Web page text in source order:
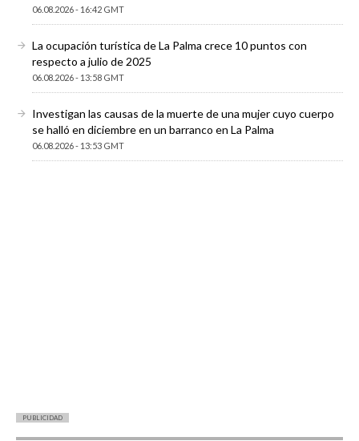
06.08.2026 - 16:42 GMT
La ocupación turística de La Palma crece 10 puntos con
respecto a julio de 2025
06.08.2026 - 13:58 GMT
Investigan las causas de la muerte de una mujer cuyo cuerpo
se halló en diciembre en un barranco en La Palma
06.08.2026 - 13:53 GMT
PUBLICIDAD